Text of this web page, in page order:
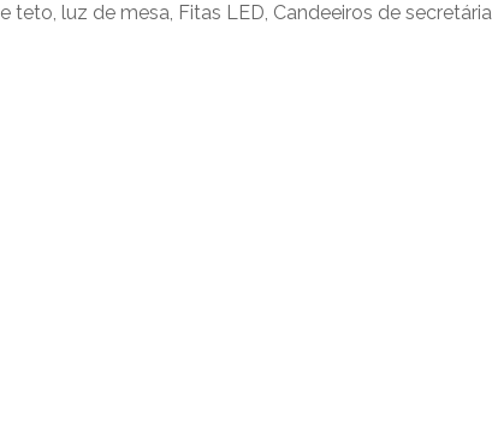
teto, luz de mesa, Fitas LED, Candeeiros de